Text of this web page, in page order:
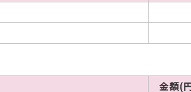
金額(